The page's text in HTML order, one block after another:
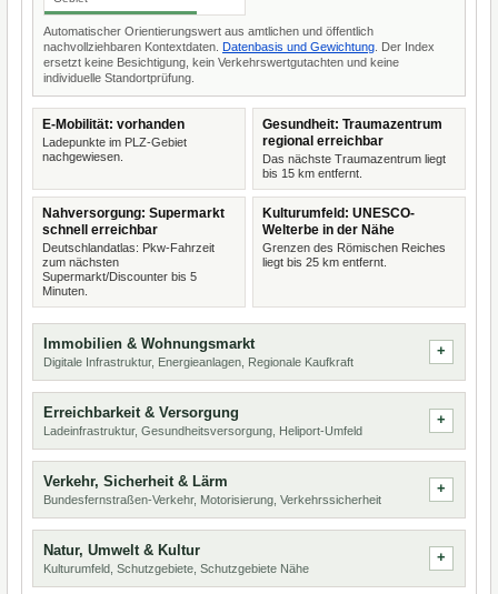
Automatischer Orientierungswert aus amtlichen und öffentlich
nachvollziehbaren Kontextdaten. Datenbasis und Gewichtung . Der Index
ersetzt keine Besichtigung, kein Verkehrswertgutachten und keine
individuelle Standortprüfung.
E-Mobilität: vorhanden
Ladepunkte im PLZ-Gebiet
nachgewiesen.
Gesundheit: Traumazentrum
regional erreichbar
Das nächste Traumazentrum liegt
bis 15 km entfernt.
Nahversorgung: Supermarkt
schnell erreichbar
Deutschlandatlas: Pkw-Fahrzeit
zum nächsten
Supermarkt/Discounter bis 5
Minuten.
Kulturumfeld: UNESCO-
Welterbe in der Nähe
Grenzen des Römischen Reiches
liegt bis 25 km entfernt.
Immobilien & Wohnungsmarkt
Digitale Infrastruktur, Energieanlagen, Regionale Kaufkraft
Erreichbarkeit & Versorgung
Ladeinfrastruktur, Gesundheitsversorgung, Heliport-Umfeld
Verkehr, Sicherheit & Lärm
Bundesfernstraßen-Verkehr, Motorisierung, Verkehrssicherheit
Natur, Umwelt & Kultur
Kulturumfeld, Schutzgebiete, Schutzgebiete Nähe